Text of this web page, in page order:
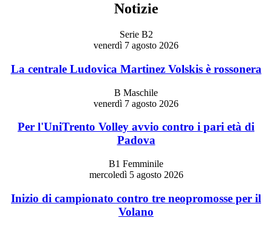
Notizie
Serie B2
venerdì 7 agosto 2026
La centrale Ludovica Martinez Volskis è rossonera
B Maschile
venerdì 7 agosto 2026
Per l'UniTrento Volley avvio contro i pari età di
Padova
B1 Femminile
mercoledì 5 agosto 2026
Inizio di campionato contro tre neopromosse per il
Volano